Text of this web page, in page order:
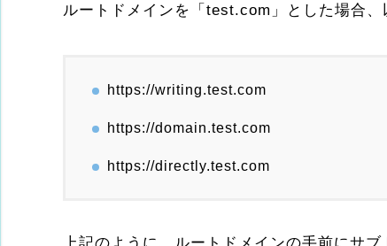
ルートドメインを「test.com」とした場合
https://writing.test.com
https://domain.test.com
https://directly.test.com